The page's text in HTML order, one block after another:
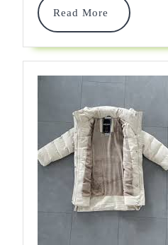
Read More
Read
More